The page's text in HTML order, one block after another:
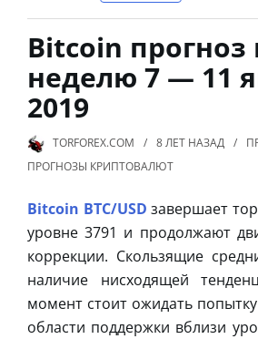
Bitcoin прогноз
неделю 7 — 11
2019
TORFOREX.COM 8 ЛЕТ НАЗАД
ПРОГНОЗЫ КРИПТОВАЛЮТ
Bitcoin BTC/USD завершает
уровне 3791 и продолжают
коррекции. Скользящие
наличие нисходящей
момент стоит ожидать
области поддержки вблизи